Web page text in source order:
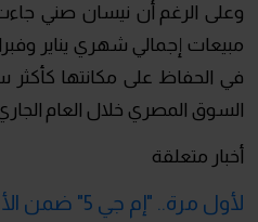
وعلى الرغم أن نيسان صني
في الحفاظ على مكانتها كأكثر
السوق المصري خلال العام
أخبار متعلقة
لأول مرة.. "إم